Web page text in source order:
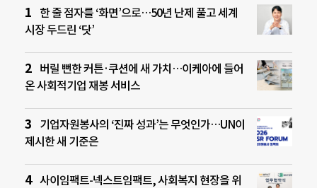
한 줄 점자를 ‘화면’으로…50년 난제 풀고 세계
시장 두드린 ‘닷’
버릴 뻔한 커튼·쿠션에 새 가치…이케아에 들어
온 사회적기업 재봉 서비스
기업자원봉사의 ‘진짜 성과’는 무엇인가…UN이
제시한 새 기준은
사이임팩트-넥스트임팩트, 사회복지 현장을 위